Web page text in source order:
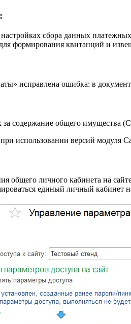
сбора данных
формирования квитанций и
исправлена ошибка: в
за содержание общего имущества
использовании версий модуля
общего личного кабинета на
единый личный кабинет